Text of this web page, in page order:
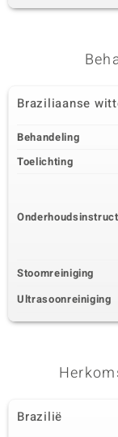
Braziliaanse
Behandeling
Toelichting
Stoomreiniging
Ultrasoonreiniging
Brazilië